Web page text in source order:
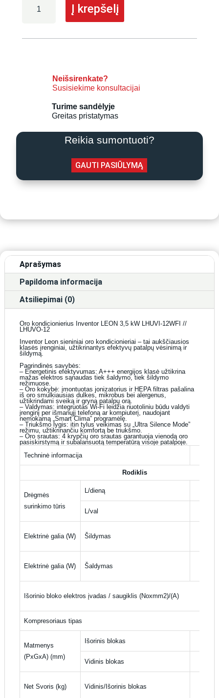
kiekis:
Į krepšelį
Neišsirenkate?
Susisiekime konsultacijai
Turime sandėlyje
Greitas pristatymas
Reikia sumontuoti?
GAUTI PASIŪLYMĄ
Aprašymas
Papildoma informacija
Atsiliepimai (0)
Oro kondicionierius Inventor LEON 3,5 kW LHUVI-12WFI //
LHUVO-12
Inventor Leon sieniniai oro kondicionieriai – tai aukščiausios
klasės įrenginiai, užtikrinantys efektyvų patalpų vėsinimą ir
šildymą.
Pagrindinės savybės:
– Energetinis efektyvumas: A+++ energijos klasė užtikrina
mažas elektros sąnaudas tiek šaldymo, tiek šildymo
režimuose.
– Oro kokybė: įmontuotas jonizatorius ir HEPA filtras pašalina
iš oro smulkiausias dulkes, mikrobus bei alergenus,
užtikrindami sveiką ir gryną patalpų orą.
– Valdymas: integruotas Wi-Fi leidžia nuotoliniu būdu valdyti
įrenginį per išmanųjį telefoną ar kompiuterį, naudojant
nemokamą „Smart Clima” programėlę.
– Triukšmo lygis: itin tylus veikimas su „Ultra Silence Mode”
režimu, užtikrinančiu komfortą be triukšmo.
– Oro srautas: 4 krypčių oro srautas garantuoja vienodą oro
pasiskirstymą ir subalansuotą temperatūrą visoje patalpoje.
Techninė informacija
Rodiklis
Drėgmės
surinkimo tūris
L/dieną
L/val
Elektrinė galia (W) Šildymas
Elektrinė galia (W) Šaldymas
Išorinio bloko elektros įvadas / saugiklis (Νοxmm2)/(Α)
Kompresoriaus tipas
Matmenys
(PxGxA) (mm)
Išorinis blokas
Vidinis blokas
Net Svoris (kg) Vidinis/Išorinis blokas